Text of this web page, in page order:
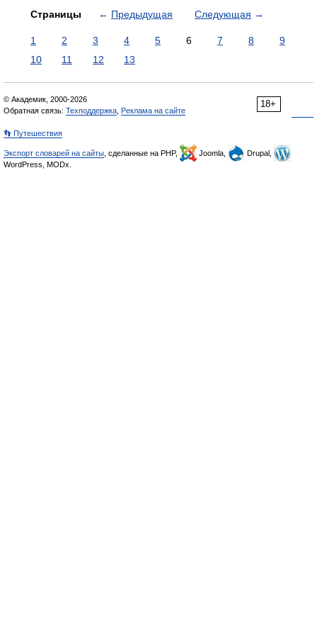
Страницы ← Предыдущая Следующая →
1 2 3 4 5 6 7 8
9
10
11 12 13
18+
© Академик, 2000-2026
Обратная связь: Техподдержка Реклама на сайте
👣 Путешествия
Экспорт словарей на сайты , сделанные на PHP, Joomla,
Drupal,
WordPress, MODx.